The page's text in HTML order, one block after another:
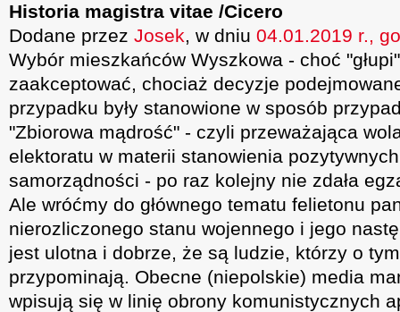
Historia magistra vitae /Cicero
Dodane przez Josek, w dniu 04.01.2019 r.,
Wybór mieszkańców Wyszkowa - choć
zaakceptować, chociaż decyzje
przypadku były stanowione w sposób
"Zbiorowa mądrość" - czyli przeważająca
elektoratu w materii stanowienia
samorządności - po raz kolejny nie zdała
Ale wróćmy do głównego tematu felietonu
nierozliczonego stanu wojennego i jego
jest ulotna i dobrze, że są ludzie, którzy o
przypominają. Obecne (niepolskie) media
wpisują się w linię obrony komunistycznych